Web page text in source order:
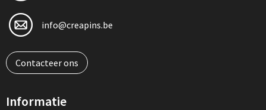
info@creapins.be
Contacteer ons
Informatie